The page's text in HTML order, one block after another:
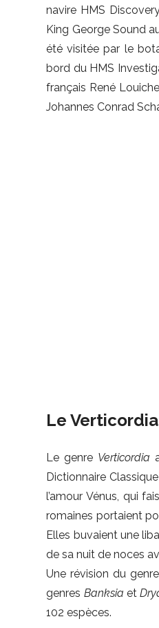
navire HMS
King George Sound
été visitée par le
bord du HMS
français René
Johannes Conrad
Le
Le genre Verticordia
Dictionnaire
l’amour Vénus, qui
romaines portaient
Elles buvaient une
de sa nuit de noces
Une révision du
genres Banksia et
102 espèces.